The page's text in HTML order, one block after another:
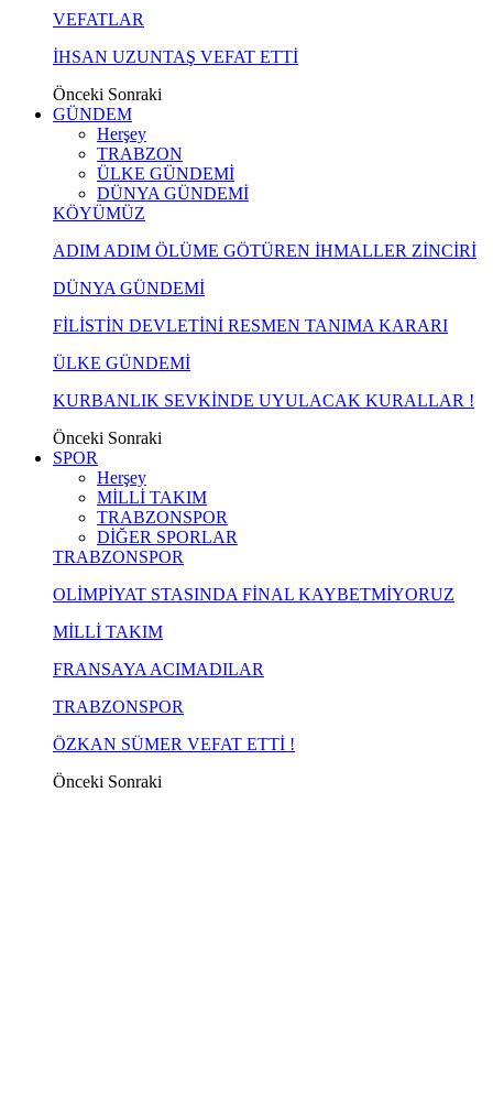
VEFATLAR
İHSAN UZUNTAŞ VEFAT ETTİ
Önceki Sonraki
GÜNDEM
Herşey
TRABZON
ÜLKE GÜNDEMİ
DÜNYA GÜNDEMİ
KÖYÜMÜZ
ADIM ADIM ÖLÜME GÖTÜREN İHMALLER ZİNCİRİ
DÜNYA GÜNDEMİ
FİLİSTİN DEVLETİNİ RESMEN TANIMA KARARI
ÜLKE GÜNDEMİ
KURBANLIK SEVKİNDE UYULACAK KURALLAR !
Önceki Sonraki
SPOR
Herşey
MİLLİ TAKIM
TRABZONSPOR
DİĞER SPORLAR
TRABZONSPOR
OLİMPİYAT STASINDA FİNAL KAYBETMİYORUZ
MİLLİ TAKIM
FRANSAYA ACIMADILAR
TRABZONSPOR
ÖZKAN SÜMER VEFAT ETTİ !
Önceki Sonraki